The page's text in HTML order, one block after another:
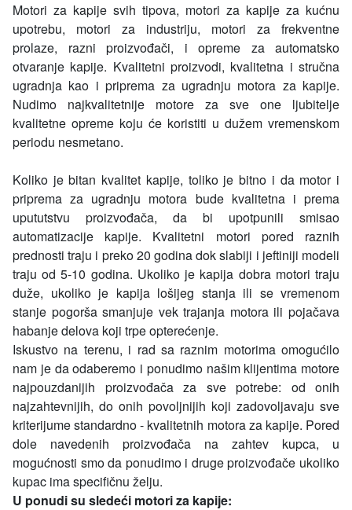
Motori za kapije svih tipova, motori za kapije za kućnu
upotrebu, motori za industriju, motori za frekventne
prolaze, razni proizvođači, i opreme za automatsko
otvaranje kapije. Kvalitetni proizvodi, kvalitetna i stručna
ugradnja kao i priprema za ugradnju motora za kapije.
Nudimo najkvalitetnije motore za sve one ljubitelje
kvalitetne opreme koju će koristiti u dužem vremenskom
periodu nesmetano.
Koliko je bitan kvalitet kapije, toliko je bitno i da motor i
priprema za ugradnju motora bude kvalitetna i prema
upututstvu proizvođača, da bi upotpunili smisao
automatizacije kapije. Kvalitetni motori pored raznih
prednosti traju i preko 20 godina dok slabiji i jeftiniji modeli
traju od 5-10 godina. Ukoliko je kapija dobra motori traju
duže, ukoliko je kapija lošijeg stanja ili se vremenom
stanje pogorša smanjuje vek trajanja motora ili pojačava
habanje delova koji trpe opterećenje.
Iskustvo na terenu, i rad sa raznim motorima omogućilo
nam je da odaberemo i ponudimo našim klijentima motore
najpouzdanijih proizvođača za sve potrebe: od onih
najzahtevnijih, do onih povoljnijih koji zadovoljavaju sve
kriterijume standardno - kvalitetnih motora za kapije. Pored
dole navedenih proizvođača na zahtev kupca, u
mogućnosti smo da ponudimo i druge proizvođače ukoliko
kupac ima specifičnu želju.
U ponudi su sledeći motori za kapije: